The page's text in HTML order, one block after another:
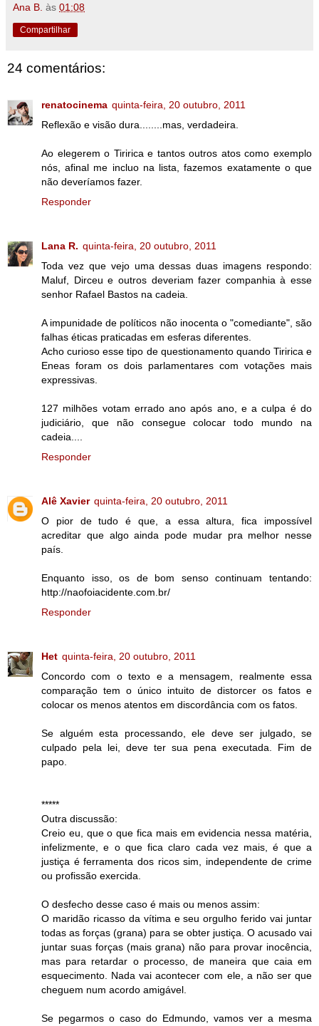
Ana B. às 01:08
Compartilhar
24 comentários:
renatocinema quinta-feira, 20 outubro, 2011
Reflexão e visão dura........mas, verdadeira.
Ao elegerem o Tiririca e tantos outros atos como exemplo
nós, afinal me incluo na lista, fazemos exatamente o que
não deveríamos fazer.
Responder
Lana R. quinta-feira, 20 outubro, 2011
Toda vez que vejo uma dessas duas imagens respondo:
Maluf, Dirceu e outros deveriam fazer companhia à esse
senhor Rafael Bastos na cadeia.
A impunidade de políticos não inocenta o "comediante", são
falhas éticas praticadas em esferas diferentes.
Acho curioso esse tipo de questionamento quando Tiririca e
Eneas foram os dois parlamentares com votações mais
expressivas.
127 milhões votam errado ano após ano, e a culpa é do
judiciário, que não consegue colocar todo mundo na
cadeia....
Responder
Alê Xavier quinta-feira, 20 outubro, 2011
O pior de tudo é que, a essa altura, fica impossível
acreditar que algo ainda pode mudar pra melhor nesse
país.
Enquanto isso, os de bom senso continuam tentando:
http://naofoiacidente.com.br/
Responder
Het quinta-feira, 20 outubro, 2011
Concordo com o texto e a mensagem, realmente essa
comparação tem o único intuito de distorcer os fatos e
colocar os menos atentos em discordância com os fatos.
Se alguém esta processando, ele deve ser julgado, se
culpado pela lei, deve ter sua pena executada. Fim de
papo.
*****
Outra discussão:
Creio eu, que o que fica mais em evidencia nessa matéria,
infelizmente, e o que fica claro cada vez mais, é que a
justiça é ferramenta dos ricos sim, independente de crime
ou profissão exercida.
O desfecho desse caso é mais ou menos assim:
O maridão ricasso da vítima e seu orgulho ferido vai juntar
todas as forças (grana) para se obter justiça. O acusado vai
juntar suas forças (mais grana) não para provar inocência,
mas para retardar o processo, de maneira que caia em
esquecimento. Nada vai acontecer com ele, a não ser que
cheguem num acordo amigável.
Se pegarmos o caso do Edmundo, vamos ver a mesma